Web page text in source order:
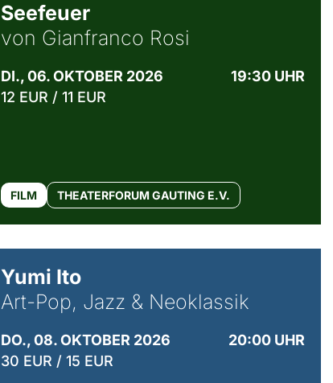
Seefeuer
von Gianfranco Rosi
DI., 06. OKTOBER 2026
19:30 UHR
12 EUR / 11 EUR
FILM THEATERFORUM GAUTING E.V.
Yumi Ito
Art-Pop, Jazz & Neoklassik
DO., 08. OKTOBER 2026
20:00 UHR
30 EUR / 15 EUR